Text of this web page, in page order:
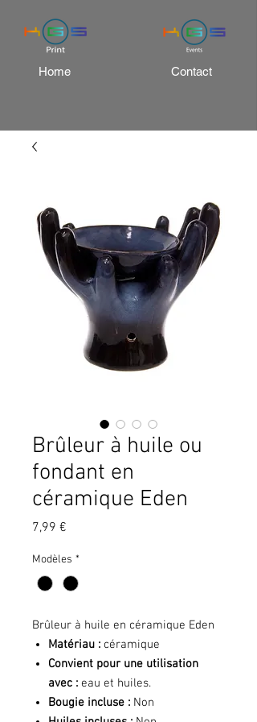
Home Contact
Brûleur à huile ou
fondant en
céramique Eden
7,99 €
Modèles *
Brûleur à huile en céramique Eden
Matériau : céramique
Convient pour une utilisation
avec : eau et huiles.
Bougie incluse : Non